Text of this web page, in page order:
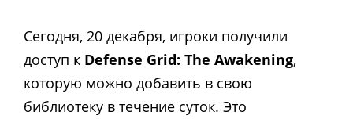
Сегодня, 20 декабря, игроки получили
доступ к Defense Grid: The Awakening,
которую можно добавить в свою
библиотеку в течение суток. Это